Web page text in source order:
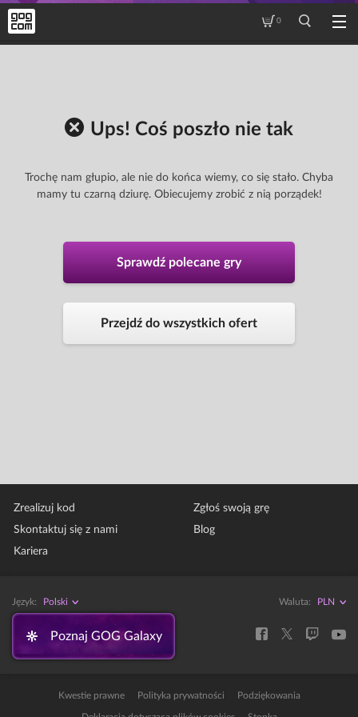
0
Ups! Coś poszło nie tak
Trochę nam głupio, ale nie do końca wiemy, co się stało. Chyba
mamy tu czarną dziurę. Obiecujemy zrobić z nią porządek!
Sprawdź polecane gry
Przejdź do wszystkich ofert
Zrealizuj kod
Skontaktuj się z nami
Kariera
Zgłoś swoją grę
Blog
Język: Polski Waluta:
Poznaj GOG Galaxy
Kwestie prawne Polityka prywatności Podziękowania